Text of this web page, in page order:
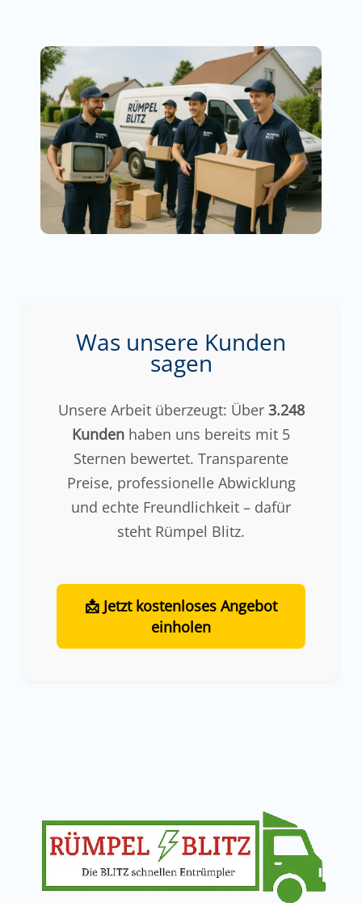
Was unsere Kunden
sagen
Unsere Arbeit überzeugt: Über 3.248
Kunden haben uns bereits mit 5
Sternen bewertet. Transparente
Preise, professionelle Abwicklung
und echte Freundlichkeit – dafür
steht Rümpel Blitz.
📩 Jetzt kostenloses Angebot
einholen